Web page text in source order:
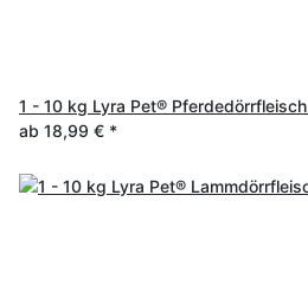
1 - 10 kg Lyra Pet® Pferdedörrfleisch
ab 18,99 € *